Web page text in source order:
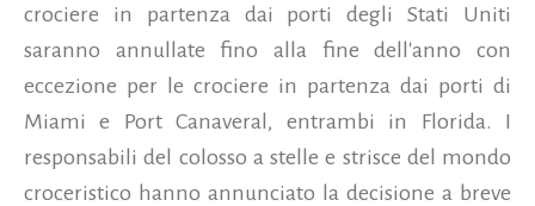
crociere in partenza dai porti degli Stati Uniti
saranno annullate fino alla fine dell'anno con
eccezione per le crociere in partenza dai porti di
Miami e Port Canaveral, entrambi in Florida. I
responsabili del colosso a stelle e strisce del mondo
croceristico hanno annunciato la decisione a breve